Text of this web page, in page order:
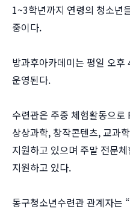
1~3학년까지 연령의 청소년
중이다.
방과후아카데미는 평일 오
운영된다.
수련관은 주중 체험활동으
상상과학, 창작콘텐츠, 교과
지원하고 있으며 주말 전문
지원하고 있다.
동구청소년수련관 관계자는